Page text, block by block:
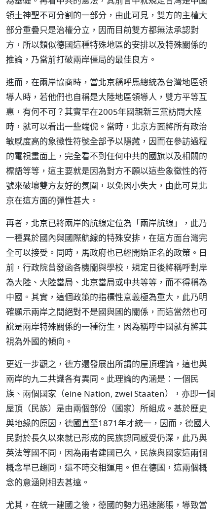
領土神聖不可分割的一部分，由此可見，雙方的主權大
部分重疊只是治權分立，因而目前雙方都無法承認對
方，所以類似德國這種特殊地區的安排以及特殊關係的
推論，乃當前打破兩岸僵局的最佳良方。
進而，在兩岸協商時，當北京稱呼馬總統為台灣地區領
導人時，若他們也自稱是大陸地區領導人，雙方平等互
惠，有何不可？其實早在2005年國親新三黨訪問大陸
時，就可以看出一些端倪。當時，北京方面將所有政治
敏感度高的象徵性符號全部予以隱藏，因而在參訪過程
的電視畫面上，完全看不到任何中共的國旗以及相關的
標語等等，這主要就是因為對方不願以這些象徵性的符
號來破壞雙方友好的氛圍，以免因小失大，由此可見北
京在這方面的彈性甚大。
再者，北京已將兩岸的航線定位為「兩岸航線」，此乃
一種異於國內與國際航線的特殊安排，在這方面台灣完
全可以接受。同時，馬政府也已經開始正名的政策。日
前，行政院曾發函各機關與學校，規定日後將稱呼對岸
為大陸、大陸當局、北京當局或中共等等，而不得稱為
中國。其實，這個政策的指標性意義極為重大，此乃明
確顯示兩岸之間絕對不是國與國的關係，而這當然也可
說是兩岸特殊關係的一種衍生，因為稱呼中國就有將其
視為外國的傾向。
更近一步觀之，德方還發展出所謂的屋頂理論，這也與
兩岸的九二共識各有異同。此理論的內涵是：一個民
族、兩個國家（eine Nation, zwei Staaten），亦即一個
屋頂（民族）是由兩個部份（國家）所組成。基於歷史
與地緣的原因，德國直至1871年才統一，因而，德國人
民對於長久以來就已形成的民族認同感受仍深，此乃與
英法等國不同，因為兩者建國已久，民族與國家這兩個
概念早已趨同，還不時交相運用。但在德國，這兩個概
念的意涵則相去甚遠。
尤其，在統一建國之後，德國的勢力迅速膨脹，導致當